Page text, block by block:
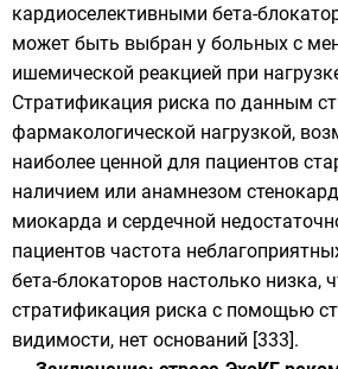
кардиоселективными бета-
может быть выбран у больных с
ишемической реакцией при
Стратификация риска по данным
фармакологической нагрузкой,
наиболее ценной для пациентов
наличием или анамнезом
миокарда и сердечной
пациентов частота
бета-блокаторов настолько низка,
стратификация риска с помощью
видимости, нет оснований [333].